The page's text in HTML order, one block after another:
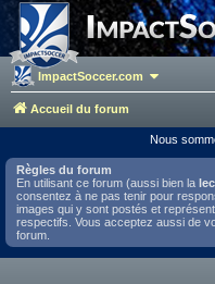
ImpactSoccer.com
Accueil du forum
Nous
Règles du forum
En utilisant ce forum (aussi bien la
consentez à ne pas tenir pour
images qui y sont postés et
respectifs. Vous acceptez aussi de
forum.